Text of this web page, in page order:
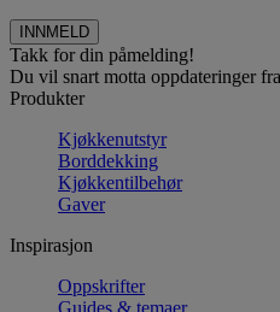
Takk for din påmelding!
Du vil snart motta oppdateringer
Produkter
Kjøkkenutstyr
Borddekking
Kjøkkentilbehør
Gaver
Inspirasjon
Oppskrifter
Guides & temaer